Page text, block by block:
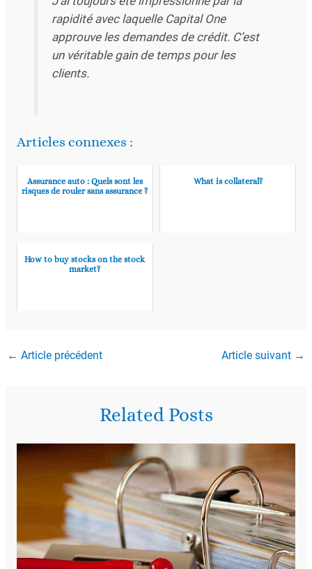
rapidité avec laquelle Capital One
approuve les demandes de crédit. C’est
un véritable gain de temps pour les
clients.
Articles connexes :
Assurance auto : Quels sont les
risques de rouler sans assurance ?
What is collateral?
How to buy stocks on the stock
market?
← Article précédent Article suivant →
Related Posts